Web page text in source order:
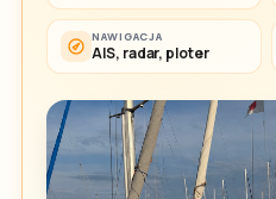
NAWIGACJA
AIS, radar, ploter